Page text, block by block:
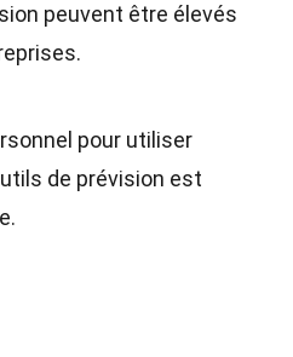
peuvent être élevés
pour utiliser
de prévision est